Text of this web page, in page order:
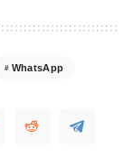
WhatsApp